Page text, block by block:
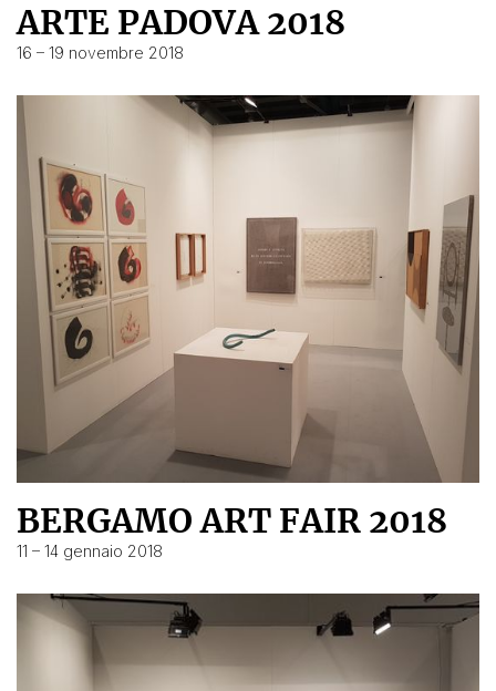
ARTE PADOVA 2018
16 – 19 novembre 2018
BERGAMO ART FAIR 2018
11 – 14 gennaio 2018